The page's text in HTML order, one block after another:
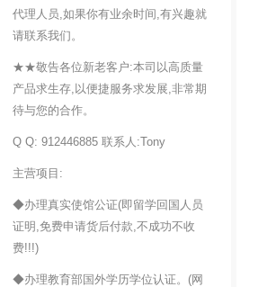
代理人员,如果你有业余时间,有兴趣就
请联系我们。
★★敬告各位新老客户:本司以高质量
产品求生存,以便捷服务求发展,非常期
待与您的合作。
Q Q: 912446885 联系人:Tony
主营项目:
◆办理真实使馆公证(即留学回国人员
证明,免费申请货后付款,不成功不收
费!!!)
◆办理教育部国外学历学位认证。(网